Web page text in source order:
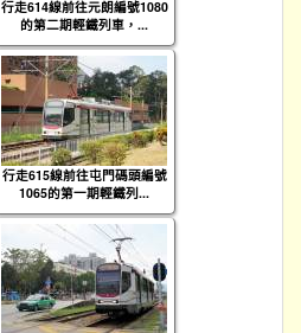
行走614線前往元朗編號1080
的第二期輕鐵列車，...
行走615線前往屯門碼頭編號
1065的第一期輕鐵列...